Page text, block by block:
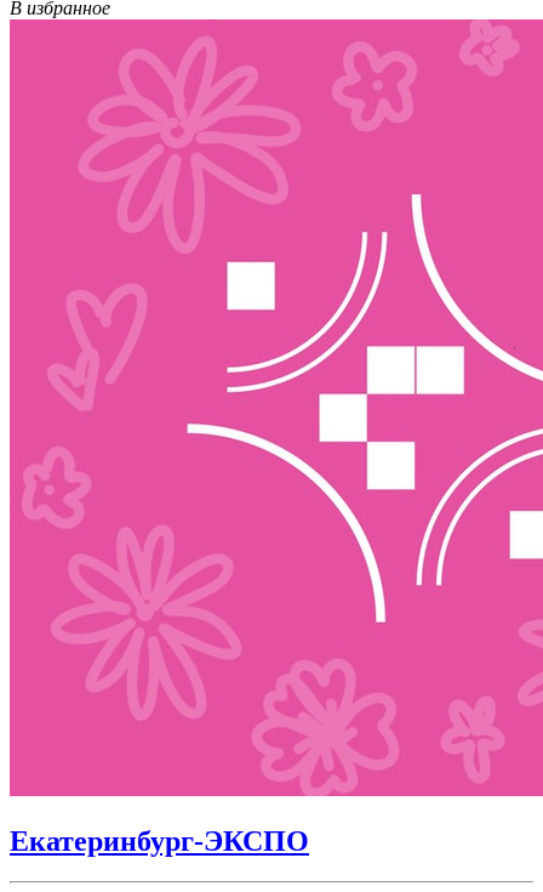
В избранное
Екатеринбург-ЭКСПО